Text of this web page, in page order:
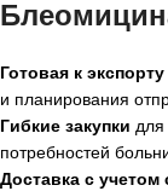
Готовая к
и планирования
Гибкие закупки для
потребностей
Доставка с учетом